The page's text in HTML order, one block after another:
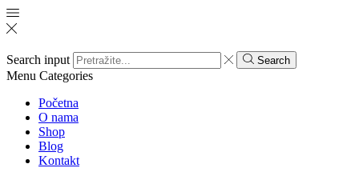
Search input Search
Menu Categories
Početna
O nama
Shop
Blog
Kontakt